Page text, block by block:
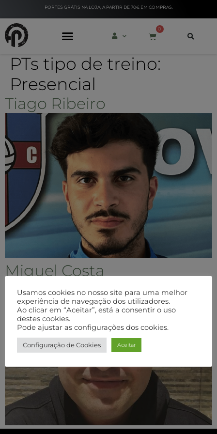
PORTES GRÁTIS NA LOJA, A PARTIR DE 70€ EM COMPRAS.
0
PTs tipo de treino:
Presencial
Tiago Ribeiro
Miguel Costa
Usamos cookies no nosso site para uma melhor
experiência de navegação dos utilizadores.
Ao clicar em “Aceitar”, está a consentir o uso
destes cookies.
Pode ajustar as configurações dos cookies.
Configuração de Cookies Aceitar